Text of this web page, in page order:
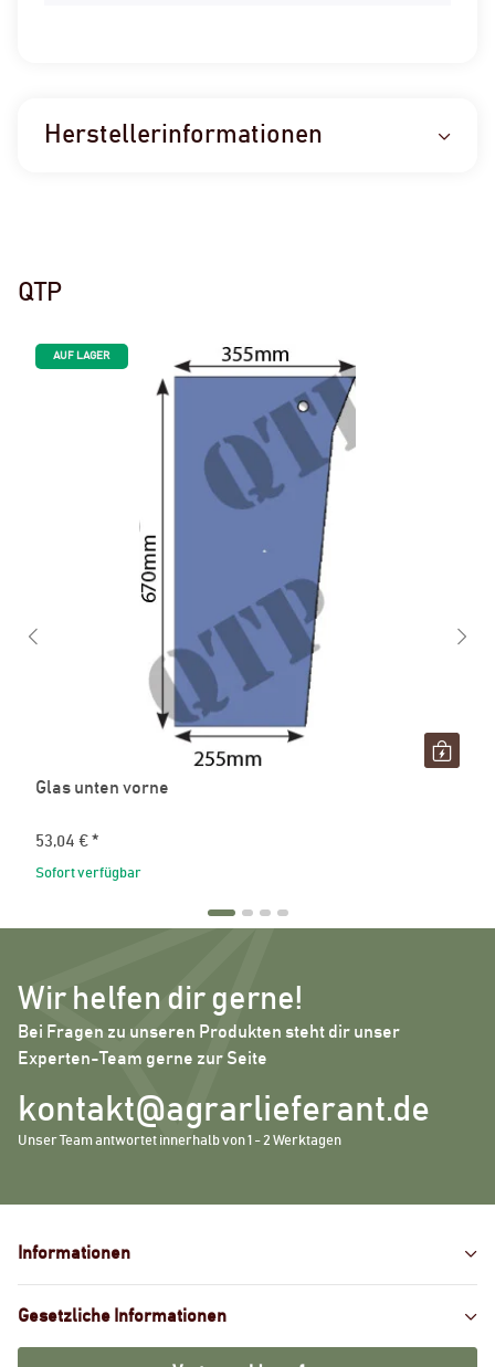
Herstellerinformationen
QTP
AUF LAGER
Glas unten vorne
53,04 € *
Sofort verfügbar
Wir helfen dir gerne!
Bei Fragen zu unseren Produkten steht dir unser
Experten-Team gerne zur Seite
kontakt@agrarlieferant.de
Unser Team antwortet innerhalb von 1 - 2 Werktagen
Informationen
Gesetzliche Informationen